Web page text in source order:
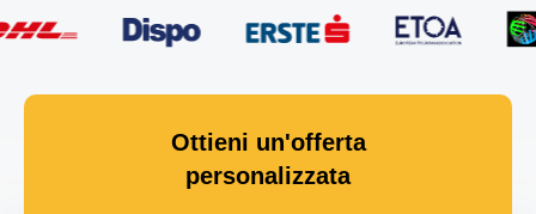
Ottieni un'offerta
personalizzata